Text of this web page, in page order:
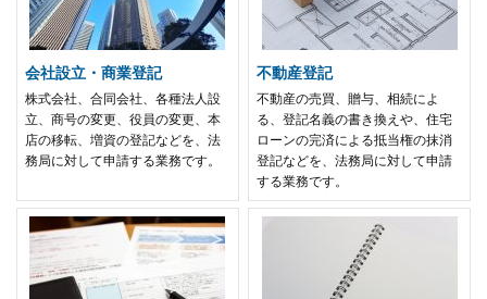
会社設立・商業登記
株式会社、合同会社、各種法人設
立、商号の変更、役員の変更、本
店の移転、増資の登記などを、法
務局に対して申請する業務です。
不動産登記
不動産の売買、贈与、相続によ
る、登記名義の書き換えや、住宅
ローンの完済による抵当権の抹消
登記などを、法務局に対して申請
する業務です。